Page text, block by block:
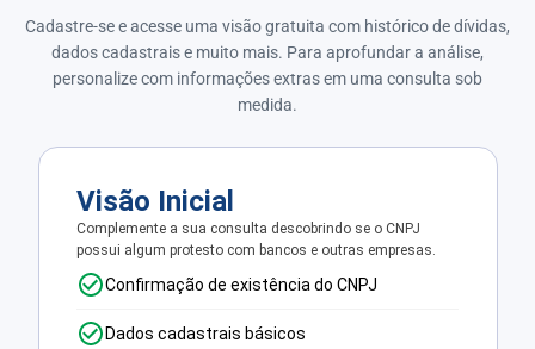
Cadastre-se e acesse uma visão gratuita com histórico de dívidas,
dados cadastrais e muito mais. Para aprofundar a análise,
personalize com informações extras em uma consulta sob
medida.
Visão Inicial
Complemente a sua consulta descobrindo se o CNPJ
possui algum protesto com bancos e outras empresas.
Confirmação de existência do CNPJ
Dados cadastrais básicos